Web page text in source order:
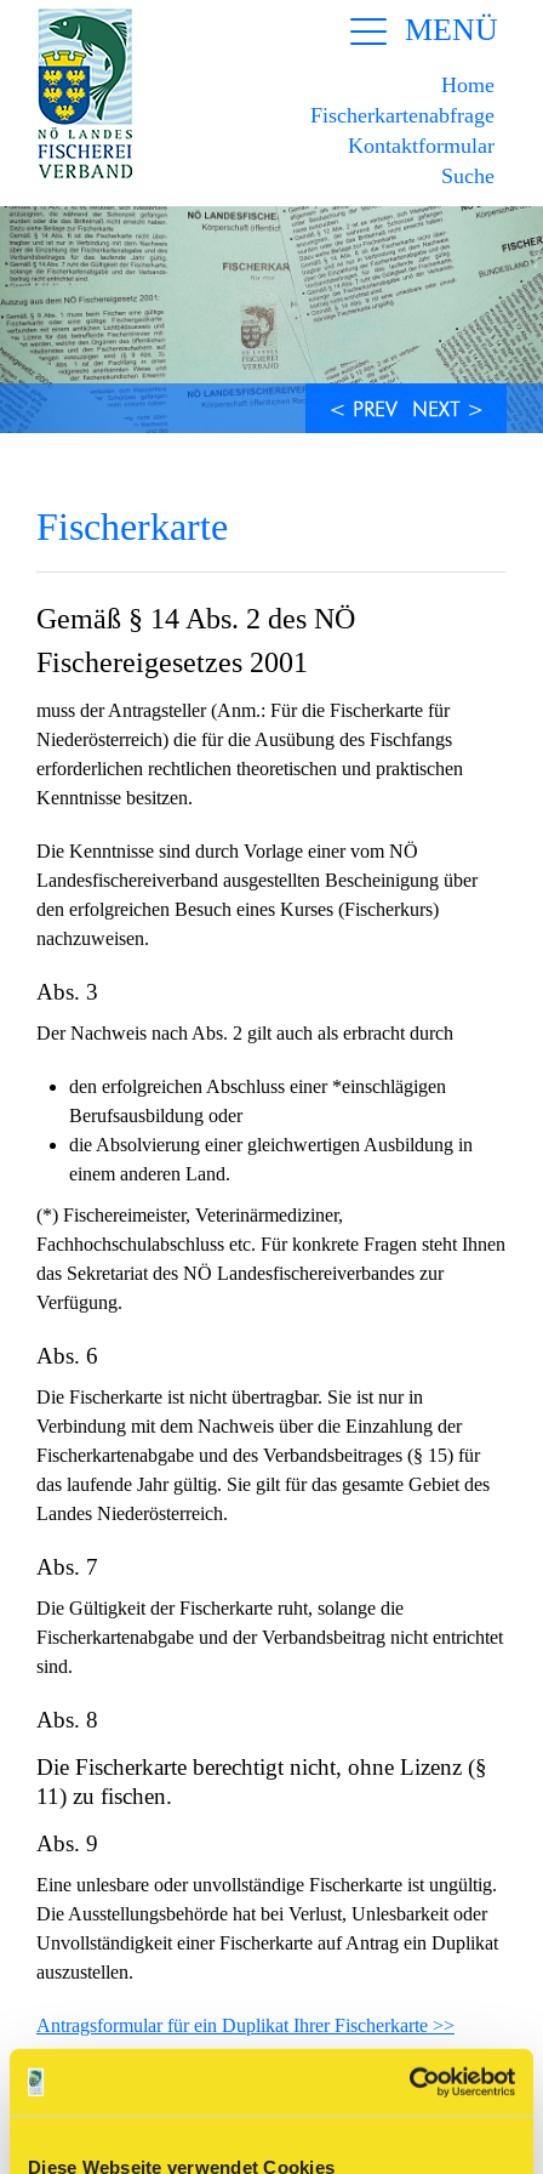
Diese Webseite verwendet Cookies
MENÜ
Home
Fischerkartenabfrage
Kontaktformular
Suche
Fischerkarte
Gemäß § 14 Abs. 2 des NÖ
Fischereigesetzes 2001
muss der Antragsteller (Anm.: Für die Fischerkarte für
Niederösterreich) die für die Ausübung des Fischfangs
erforderlichen rechtlichen theoretischen und praktischen
Kenntnisse besitzen.
Die Kenntnisse sind durch Vorlage einer vom NÖ
Landesfischereiverband ausgestellten Bescheinigung über
den erfolgreichen Besuch eines Kurses (Fischerkurs)
nachzuweisen.
Abs. 3
Der Nachweis nach Abs. 2 gilt auch als erbracht durch
den erfolgreichen Abschluss einer *einschlägigen
Berufsausbildung oder
die Absolvierung einer gleichwertigen Ausbildung in
einem anderen Land.
(*) Fischereimeister, Veterinärmediziner,
Fachhochschulabschluss etc. Für konkrete Fragen steht Ihnen
das Sekretariat des NÖ Landesfischereiverbandes zur
Verfügung.
Abs. 6
Die Fischerkarte ist nicht übertragbar. Sie ist nur in
Verbindung mit dem Nachweis über die Einzahlung der
Fischerkartenabgabe und des Verbandsbeitrages (§ 15) für
das laufende Jahr gültig. Sie gilt für das gesamte Gebiet des
Landes Niederösterreich.
Abs. 7
Die Gültigkeit der Fischerkarte ruht, solange die
Fischerkartenabgabe und der Verbandsbeitrag nicht entrichtet
sind.
Abs. 8
Die Fischerkarte berechtigt nicht, ohne Lizenz (§
11) zu fischen.
Abs. 9
Eine unlesbare oder unvollständige Fischerkarte ist ungültig.
Die Ausstellungsbehörde hat bei Verlust, Unlesbarkeit oder
Unvollständigkeit einer Fischerkarte auf Antrag ein Duplikat
auszustellen.
Antragsformular für ein Duplikat Ihrer Fischerkarte >>
^
Gemäß § 15 Abs. 1 des NÖ